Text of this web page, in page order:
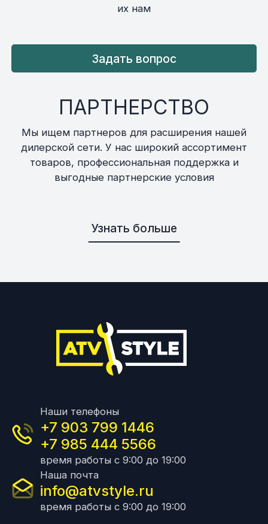
их нам
Задать вопрос
ПАРТНЕРСТВО
Мы ищем партнеров для расширения нашей
дилерской сети. У нас широкий ассортимент
товаров, профессиональная поддержка и
выгодные партнерские условия
Узнать больше
Наши телефоны
+7 903 799 1446
+7 985 444 5566
время работы с 9:00 до 19:00
Наша почта
info@atvstyle.ru
время работы с 9:00 до 19:00